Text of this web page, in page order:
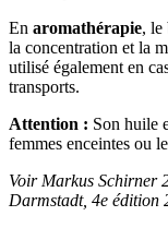
En aromathérapie, le
la concentration et la
utilisé également en
transports.
Attention : Son huile
femmes enceintes ou
Voir Markus Schirner
Darmstadt, 4e édition